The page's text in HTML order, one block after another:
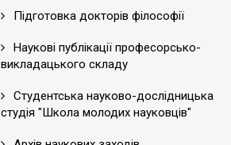
Підготовка докторів філософії
Наукові публікації професорсько-
викладацького складу
Студентська науково-дослідницька
студія "Школа молодих науковців"